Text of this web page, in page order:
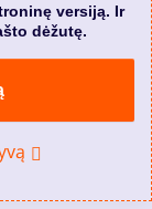
versiją. Ir
dėžutę.